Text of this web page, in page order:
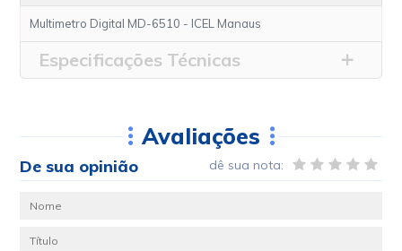
Multimetro Digital MD-6510 - ICEL Manaus
Especificações Técnicas
Avaliações
De sua opinião dê sua nota: